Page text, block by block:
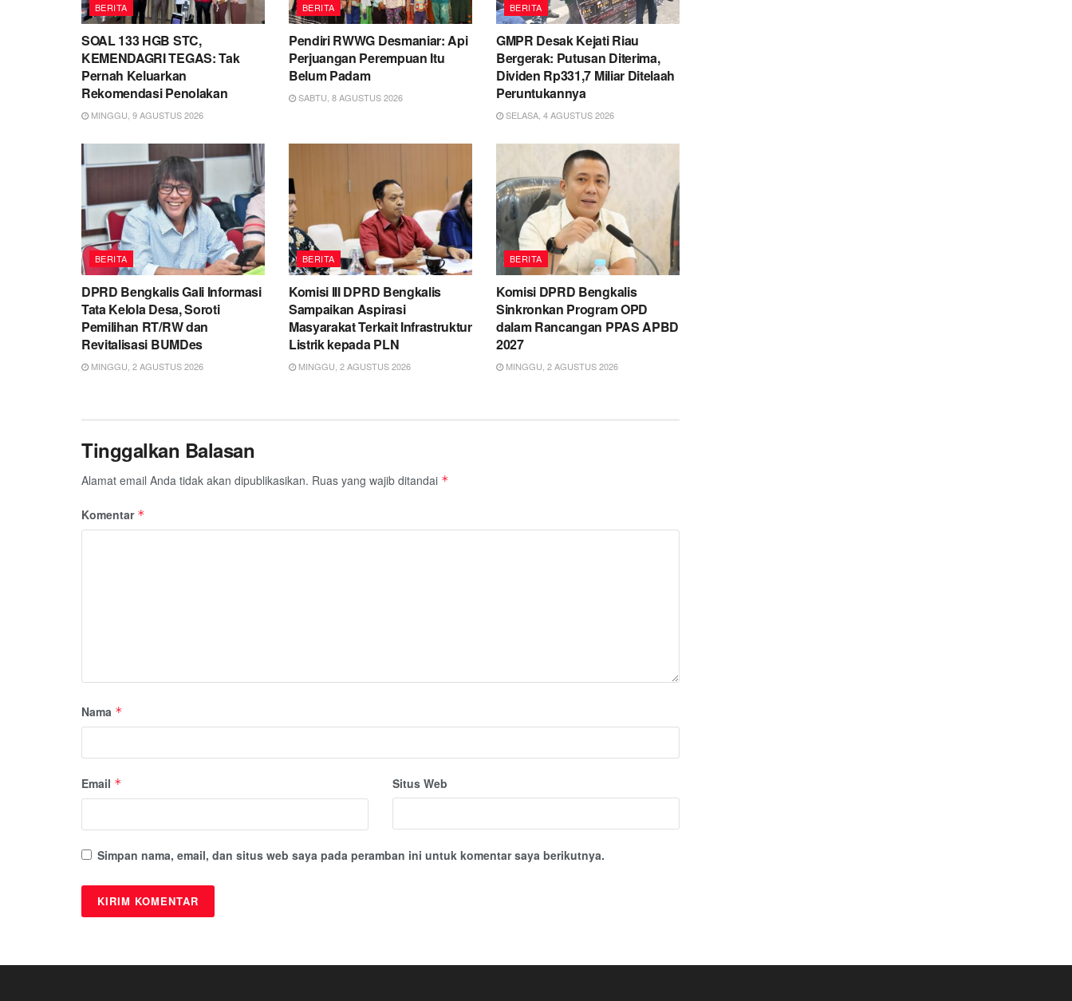
BERITA
SOAL 133 HGB STC,
KEMENDAGRI TEGAS: Tak
Pernah Keluarkan
Rekomendasi Penolakan
MINGGU, 9 AGUSTUS 2026
BERITA
Pendiri RWWG Desmaniar: Api
Perjuangan Perempuan Itu
Belum Padam
SABTU, 8 AGUSTUS 2026
BERITA
GMPR Desak Kejati Riau
Bergerak: Putusan Diterima,
Dividen Rp331,7 Miliar Ditelaah
Peruntukannya
SELASA, 4 AGUSTUS 2026
BERITA
DPRD Bengkalis Gali Informasi
Tata Kelola Desa, Soroti
Pemilihan RT/RW dan
Revitalisasi BUMDes
MINGGU, 2 AGUSTUS 2026
BERITA
Komisi III DPRD Bengkalis
Sampaikan Aspirasi
Masyarakat Terkait Infrastruktur
Listrik kepada PLN
MINGGU, 2 AGUSTUS 2026
BERITA
Komisi DPRD Bengkalis
Sinkronkan Program OPD
dalam Rancangan PPAS APBD
2027
MINGGU, 2 AGUSTUS 2026
Tinggalkan Balasan
Alamat email Anda tidak akan dipublikasikan. Ruas yang wajib ditandai *
Komentar *
Nama *
Email * Situs Web
Simpan nama, email, dan situs web saya pada peramban ini untuk komentar saya berikutnya.